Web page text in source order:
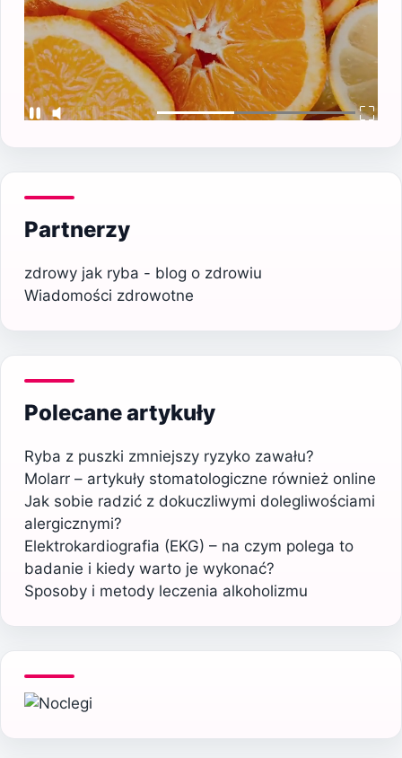
Partnerzy
zdrowy jak ryba - blog o zdrowiu
Wiadomości zdrowotne
Polecane artykuły
Ryba z puszki zmniejszy ryzyko zawału?
Molarr – artykuły stomatologiczne również online
Jak sobie radzić z dokuczliwymi dolegliwościami
alergicznymi?
Elektrokardiografia (EKG) – na czym polega to
badanie i kiedy warto je wykonać?
Sposoby i metody leczenia alkoholizmu